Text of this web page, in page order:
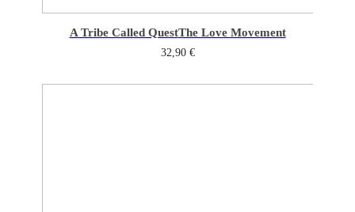
A Tribe Called QuestThe Love Movement
32,90 €